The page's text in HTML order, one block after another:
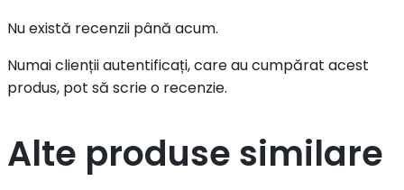
Nu există recenzii până acum.
Numai clienții autentificați, care au cumpărat acest
produs, pot să scrie o recenzie.
Alte produse similare